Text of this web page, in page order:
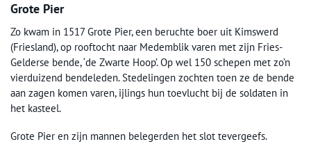
Grote Pier
Zo kwam in 1517 Grote Pier, een beruchte boer uit Kimswerd
(Friesland), op rooftocht naar Medemblik varen met zijn Fries-
Gelderse bende, ‘de Zwarte Hoop’. Op wel 150 schepen met zo’n
vierduizend bendeleden. Stedelingen zochten toen ze de bende
aan zagen komen varen, ijlings hun toevlucht bij de soldaten in
het kasteel.
Grote Pier en zijn mannen belegerden het slot tevergeefs.